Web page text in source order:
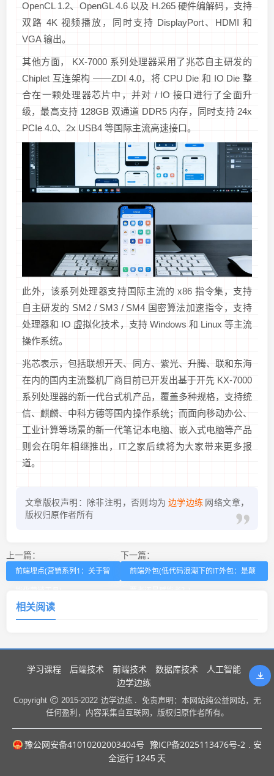
OpenCL 1.2、OpenGL 4.6 以及 H.265 硬件编解码，支持
双路 4K 视频播放，同时支持 DisplayPort、HDMI 和
VGA 输出。
其他方面， KX-7000 系列处理器采用了兆芯自主研发的
Chiplet 互连架构 ——ZDI 4.0，将 CPU Die 和 IO Die 整
合在一颗处理器芯片中，并对 / IO 接口进行了全面升
级，最高支持 128GB 双通道 DDR5 内存，同时支持 24x
PCIe 4.0、2x USB4 等国际主流高速接口。
此外，该系列处理器支持国际主流的 x86 指令集，支持
自主研发的 SM2 / SM3 / SM4 国密算法加速指令，支持
处理器和 IO 虚拟化技术，支持 Windows 和 Linux 等主流
操作系统。
兆芯表示，包括联想开天、同方、紫光、升腾、联和东海
在内的国内主流整机厂商目前已开发出基于开先 KX-7000
系列处理器的新一代台式机产品，覆盖多种规格，支持统
信、麒麟、中科方德等国内操作系统；而面向移动办公、
工业计算等场景的新一代笔记本电脑、嵌入式电脑等产品
则会在明年相继推出，IT之家后续将为大家带来更多报
道。
文章版权声明：除非注明，否则均为 边学边练 网络文章，
版权归原作者所有
上一篇：
前端埋点(营销系列1：关于智
下一篇：
前端外包(低代码浪潮下的IT外包：是颠
相关阅读
学习课程 后端技术 前端技术 数据库技术
人工智能
边学边练
Copyright 2015-2022 边学边练 .
免责声明：本网站纯公益网站，无
任何盈利，内容采集自互联网，版权归原作者所有。
豫公网安备41010202003404号 豫ICP备2025113476号-2
. 安
全运行 1245 天